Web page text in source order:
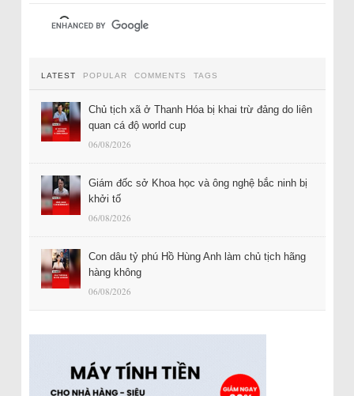
LATEST POPULAR COMMENTS TAGS
Chủ tịch xã ở Thanh Hóa bị khai trừ đảng do liên
quan cá độ world cup
06/08/2026
Giám đốc sở Khoa học và ông nghệ bắc ninh bị
khởi tố
06/08/2026
Con dâu tỷ phú Hồ Hùng Anh làm chủ tịch hãng
hàng không
06/08/2026